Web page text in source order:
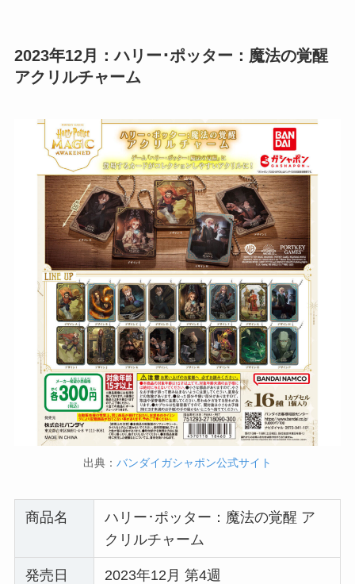
2023年12月：ハリー･ポッター：魔法の覚醒
アクリルチャーム
出典： バンダイガシャポン公式サイト
商品名
ハリー･ポッター：魔法の覚醒 ア
クリルチャーム
発売日 2023年12月 第4週